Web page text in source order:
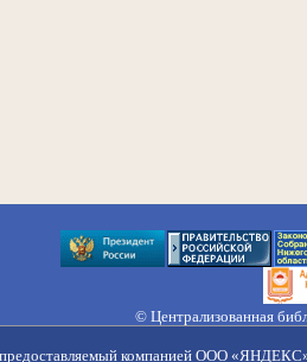
© Централизованная
предоставляемый компанией ООО